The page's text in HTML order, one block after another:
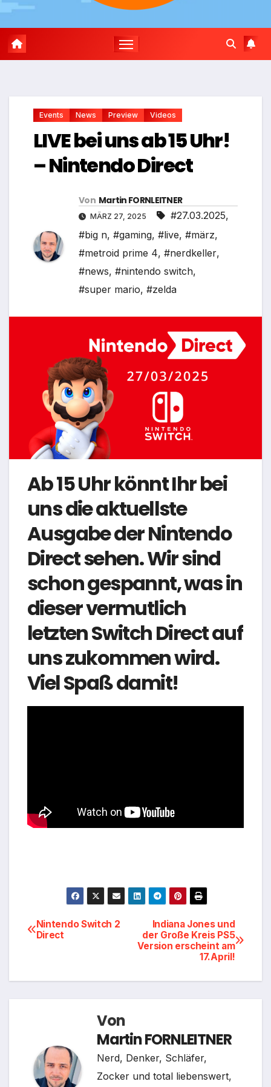
Events News Preview Videos
LIVE bei uns ab 15 Uhr!
– Nintendo Direct
Von Martin FORNLEITNER
MÄRZ 27, 2025 #27.03.2025,
#big n, #gaming, #live, #märz,
#metroid prime 4, #nerdkeller,
#news, #nintendo switch,
#super mario, #zelda
Ab 15 Uhr könnt Ihr bei
uns die aktuellste
Ausgabe der Nintendo
Direct sehen. Wir sind
schon gespannt, was in
dieser vermutlich
letzten Switch Direct auf
uns zukommen wird.
Viel Spaß damit!
Beitragsnavigation
Indiana Jones und
der Große Kreis PS5
Version erscheint am
17.April!
Nintendo Switch 2
Direct
Von
Martin FORNLEITNER
Nerd, Denker, Schläfer,
Zocker und total liebenswert,